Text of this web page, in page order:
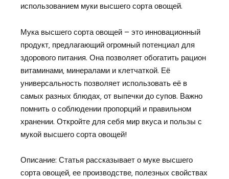
использованием муки высшего сорта овощей.
Мука высшего сорта овощей – это инновационный
продукт‚ предлагающий огромный потенциал для
здорового питания. Она позволяет обогатить рацион
витаминами‚ минералами и клетчаткой. Её
универсальность позволяет использовать её в
самых разных блюдах‚ от выпечки до супов. Важно
помнить о соблюдении пропорций и правильном
хранении. Откройте для себя мир вкуса и пользы с
мукой высшего сорта овощей!
Описание: Статья рассказывает о муке высшего
сорта овощей‚ ее производстве‚ полезных свойствах